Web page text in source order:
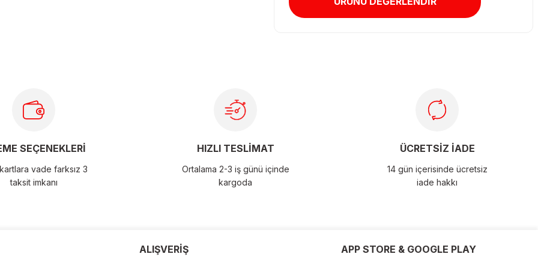
SEÇENEKLERİ
vade farksız 3
taksit imkanı
HIZLI TESLİMAT
Ortalama 2-3 iş günü içinde
kargoda
ÜCRETSİZ İADE
14 gün içerisinde ücretsiz
iade hakkı
ALIŞVERİŞ APP STORE & GOOGLE PLAY